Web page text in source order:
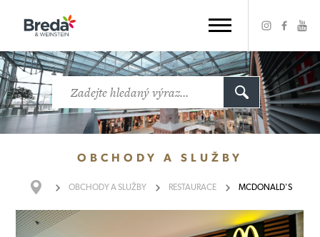
OBCHODY A SLUŽBY
OBCHODYA SLUŽBY RESTAURACE MCDONALD'S